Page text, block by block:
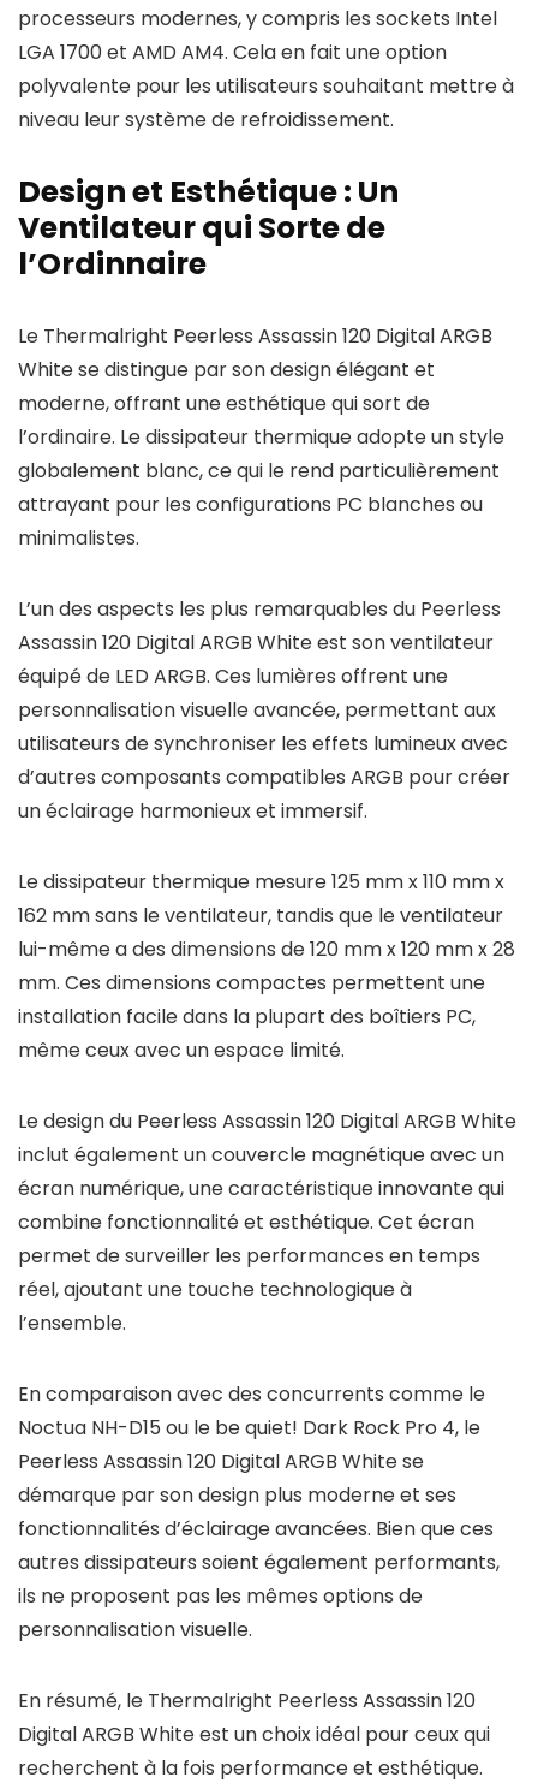
processeurs modernes, y compris les sockets Intel
LGA 1700 et AMD AM4. Cela en fait une option
polyvalente pour les utilisateurs souhaitant mettre à
niveau leur système de refroidissement.
Design et Esthétique : Un
Ventilateur qui Sorte de
l’Ordinnaire
Le Thermalright Peerless Assassin 120 Digital ARGB
White se distingue par son design élégant et
moderne, offrant une esthétique qui sort de
l’ordinaire. Le dissipateur thermique adopte un style
globalement blanc, ce qui le rend particulièrement
attrayant pour les configurations PC blanches ou
minimalistes.
L’un des aspects les plus remarquables du Peerless
Assassin 120 Digital ARGB White est son ventilateur
équipé de LED ARGB. Ces lumières offrent une
personnalisation visuelle avancée, permettant aux
utilisateurs de synchroniser les effets lumineux avec
d’autres composants compatibles ARGB pour créer
un éclairage harmonieux et immersif.
Le dissipateur thermique mesure 125 mm x 110 mm x
162 mm sans le ventilateur, tandis que le ventilateur
lui-même a des dimensions de 120 mm x 120 mm x 28
mm. Ces dimensions compactes permettent une
installation facile dans la plupart des boîtiers PC,
même ceux avec un espace limité.
Le design du Peerless Assassin 120 Digital ARGB White
inclut également un couvercle magnétique avec un
écran numérique, une caractéristique innovante qui
combine fonctionnalité et esthétique. Cet écran
permet de surveiller les performances en temps
réel, ajoutant une touche technologique à
l’ensemble.
En comparaison avec des concurrents comme le
Noctua NH-D15 ou le be quiet! Dark Rock Pro 4, le
Peerless Assassin 120 Digital ARGB White se
démarque par son design plus moderne et ses
fonctionnalités d’éclairage avancées. Bien que ces
autres dissipateurs soient également performants,
ils ne proposent pas les mêmes options de
personnalisation visuelle.
En résumé, le Thermalright Peerless Assassin 120
Digital ARGB White est un choix idéal pour ceux qui
recherchent à la fois performance et esthétique.